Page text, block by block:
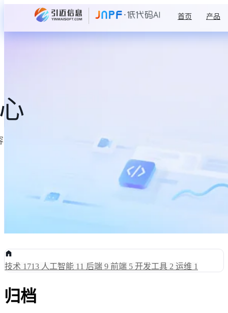
首页 产品
技术 1713 人工智能 11 后端 9 前端 5 开发工具 2 运维 1
归档